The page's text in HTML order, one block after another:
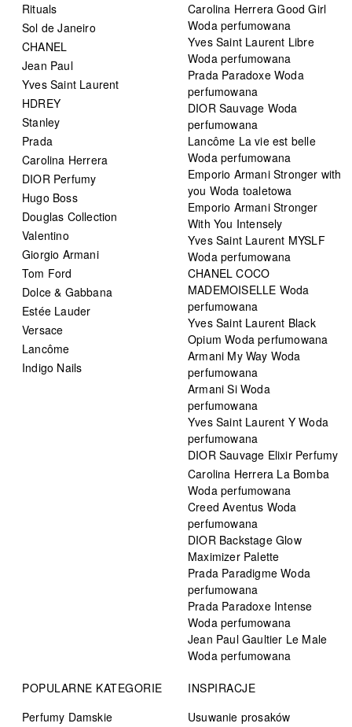
Rituals
Sol de Janeiro
CHANEL
Jean Paul
Yves Saint Laurent
HDREY
Stanley
Prada
Carolina Herrera
DIOR Perfumy
Hugo Boss
Douglas Collection
Valentino
Giorgio Armani
Tom Ford
Dolce & Gabbana
Estée Lauder
Versace
Lancôme
Indigo Nails
Carolina Herrera Good Girl
Woda perfumowana
Yves Saint Laurent Libre
Woda perfumowana
Prada Paradoxe Woda
perfumowana
DIOR Sauvage Woda
perfumowana
Lancôme La vie est belle
Woda perfumowana
Emporio Armani Stronger with
you Woda toaletowa
Emporio Armani Stronger
With You Intensely
Yves Saint Laurent MYSLF
Woda perfumowana
CHANEL COCO
MADEMOISELLE Woda
perfumowana
Yves Saint Laurent Black
Opium Woda perfumowana
Armani My Way Woda
perfumowana
Armani Si Woda
perfumowana
Yves Saint Laurent Y Woda
perfumowana
DIOR Sauvage Elixir Perfumy
Carolina Herrera La Bomba
Woda perfumowana
Creed Aventus Woda
perfumowana
DIOR Backstage Glow
Maximizer Palette
Prada Paradigme Woda
perfumowana
Prada Paradoxe Intense
Woda perfumowana
Jean Paul Gaultier Le Male
Woda perfumowana
POPULARNE KATEGORIE
Perfumy Damskie
INSPIRACJE
Usuwanie prosaków